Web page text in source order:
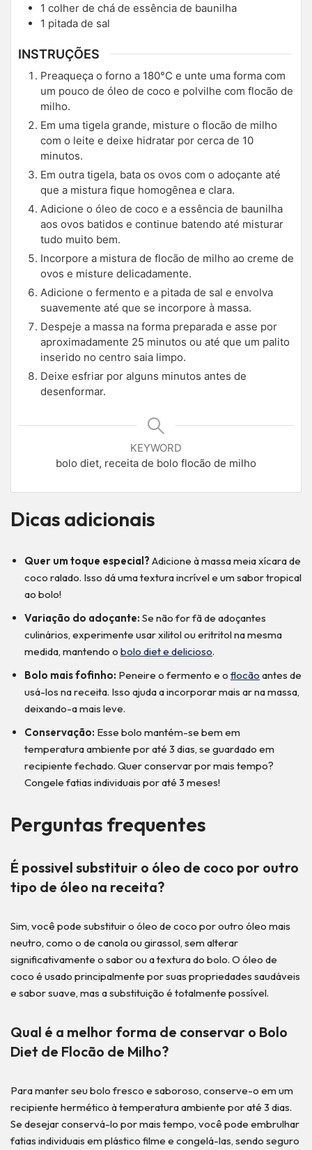
1 colher de chá de essência de baunilha
1 pitada de sal
INSTRUÇÕES
Preaqueça o forno a 180°C e unte uma forma com
um pouco de óleo de coco e polvilhe com flocão de
milho.
Em uma tigela grande, misture o flocão de milho
com o leite e deixe hidratar por cerca de 10
minutos.
Em outra tigela, bata os ovos com o adoçante até
que a mistura fique homogênea e clara.
Adicione o óleo de coco e a essência de baunilha
aos ovos batidos e continue batendo até misturar
tudo muito bem.
Incorpore a mistura de flocão de milho ao creme de
ovos e misture delicadamente.
Adicione o fermento e a pitada de sal e envolva
suavemente até que se incorpore à massa.
Despeje a massa na forma preparada e asse por
aproximadamente 25 minutos ou até que um palito
inserido no centro saia limpo.
Deixe esfriar por alguns minutos antes de
desenformar.
KEYWORD
bolo diet, receita de bolo flocão de milho
Dicas adicionais
Quer um toque especial? Adicione à massa meia xícara de
coco ralado. Isso dá uma textura incrível e um sabor tropical
ao bolo!
Variação do adoçante: Se não for fã de adoçantes
culinários, experimente usar xilitol ou eritritol na mesma
medida, mantendo o bolo diet e delicioso.
Bolo mais fofinho: Peneire o fermento e o flocão antes de
usá-los na receita. Isso ajuda a incorporar mais ar na massa,
deixando-a mais leve.
Conservação: Esse bolo mantém-se bem em
temperatura ambiente por até 3 dias, se guardado em
recipiente fechado. Quer conservar por mais tempo?
Congele fatias individuais por até 3 meses!
Perguntas frequentes
É possivel substituir o óleo de coco por outro
tipo de óleo na receita?
Sim, você pode substituir o óleo de coco por outro óleo mais
neutro, como o de canola ou girassol, sem alterar
significativamente o sabor ou a textura do bolo. O óleo de
coco é usado principalmente por suas propriedades saudáveis
e sabor suave, mas a substituição é totalmente possível.
Qual é a melhor forma de conservar o Bolo
Diet de Flocão de Milho?
Para manter seu bolo fresco e saboroso, conserve-o em um
recipiente hermético à temperatura ambiente por até 3 dias.
Se desejar conservá-lo por mais tempo, você pode embrulhar
fatias individuais em plástico filme e congelá-las, sendo seguro